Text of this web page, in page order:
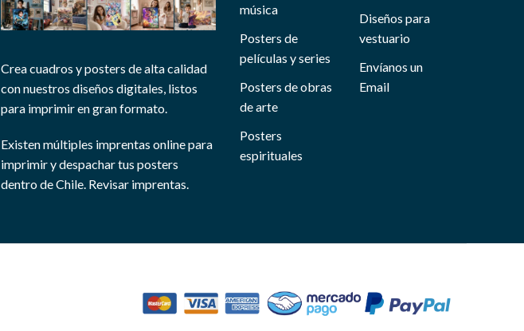
Crea cuadros y posters de alta calidad
con nuestros diseños digitales, listos
para imprimir en gran formato.
Existen múltiples imprentas online para
imprimir y despachar tus posters
dentro de Chile. Revisar imprentas.
música
Posters de
películas y series
Posters de obras
de arte
Posters
espirituales
Diseños para
vestuario
Envíanos un
Email